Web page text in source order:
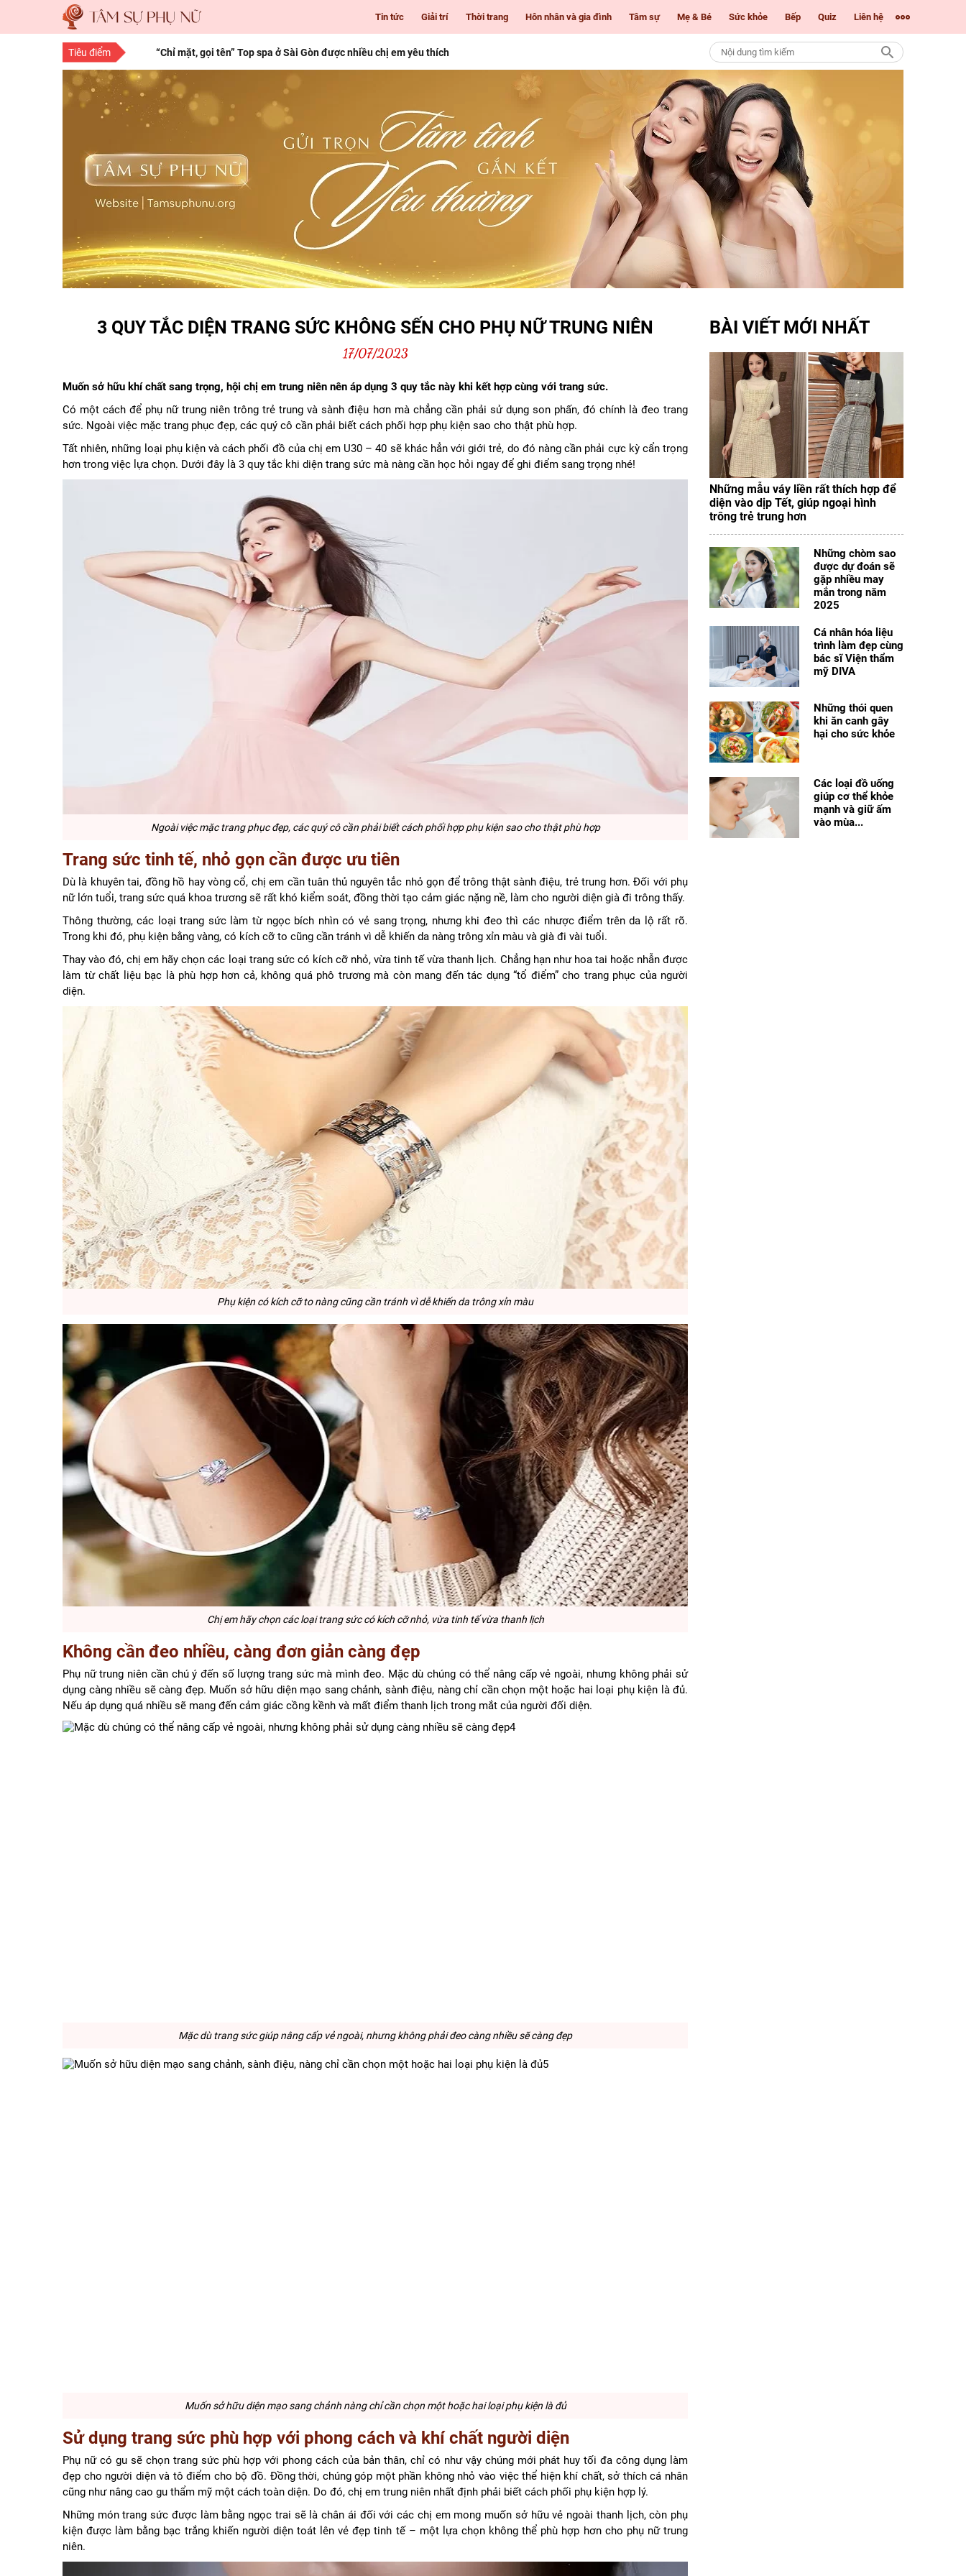
Tin tức Giải trí Thời trang Hôn nhân và gia đình Tâm sự Mẹ & Bé Sức khỏe Bếp Quiz Liên hệ
Tiêu điểm
“Chỉ mặt, gọi tên” Top spa ở Sài Gòn được nhiều chị em yêu thích
10 bí quyết làm đẹp cho nàng mọi độ tuổi
15 bí quyết làm đẹp da mặt từ thiên nhiên giúp nàng luôn tươi trẻ
3 QUY TẮC DIỆN TRANG SỨC KHÔNG SẾN CHO PHỤ NỮ TRUNG NIÊN
17/07/2023
Muốn sở hữu khí chất sang trọng, hội chị em trung niên nên áp dụng 3 quy tắc này khi kết hợp cùng với trang sức.
Có một cách để phụ nữ trung niên trông trẻ trung và sành điệu hơn mà chẳng cần phải sử dụng son phấn, đó chính là đeo trang
sức. Ngoài việc mặc trang phục đẹp, các quý cô cần phải biết cách phối hợp phụ kiện sao cho thật phù hợp.
Tất nhiên, những loại phụ kiện và cách phối đồ của chị em U30 – 40 sẽ khác hẳn với giới trẻ, do đó nàng cần phải cực kỳ cẩn trọng
hơn trong việc lựa chọn. Dưới đây là 3 quy tắc khi diện trang sức mà nàng cần học hỏi ngay để ghi điểm sang trọng nhé!
Ngoài việc mặc trang phục đẹp, các quý cô cần phải biết cách phối hợp phụ kiện sao cho thật phù hợp
Trang sức tinh tế, nhỏ gọn cần được ưu tiên
Dù là khuyên tai, đồng hồ hay vòng cổ, chị em cần tuân thủ nguyên tắc nhỏ gọn để trông thật sành điệu, trẻ trung hơn. Đối với phụ
nữ lớn tuổi, trang sức quá khoa trương sẽ rất khó kiểm soát, đồng thời tạo cảm giác nặng nề, làm cho người diện già đi trông thấy.
Thông thường, các loại trang sức làm từ ngọc bích nhìn có vẻ sang trọng, nhưng khi đeo thì các nhược điểm trên da lộ rất rõ.
Trong khi đó, phụ kiện bằng vàng, có kích cỡ to cũng cần tránh vì dễ khiến da nàng trông xỉn màu và già đi vài tuổi.
Thay vào đó, chị em hãy chọn các loại trang sức có kích cỡ nhỏ, vừa tinh tế vừa thanh lịch. Chẳng hạn như hoa tai hoặc nhẫn được
làm từ chất liệu bạc là phù hợp hơn cả, không quá phô trương mà còn mang đến tác dụng “tổ điểm” cho trang phục của người
diện.
Phụ kiện có kích cỡ to nàng cũng cần tránh vì dễ khiến da trông xỉn màu
Chị em hãy chọn các loại trang sức có kích cỡ nhỏ, vừa tinh tế vừa thanh lịch
Không cần đeo nhiều, càng đơn giản càng đẹp
Phụ nữ trung niên cần chú ý đến số lượng trang sức mà mình đeo. Mặc dù chúng có thể nâng cấp vẻ ngoài, nhưng không phải sử
dụng càng nhiều sẽ càng đẹp. Muốn sở hữu diện mạo sang chảnh, sành điệu, nàng chỉ cần chọn một hoặc hai loại phụ kiện là đủ.
Nếu áp dụng quá nhiều sẽ mang đến cảm giác cồng kềnh và mất điểm thanh lịch trong mắt của người đối diện.
Mặc dù trang sức giúp nâng cấp vẻ ngoài, nhưng không phải đeo càng nhiều sẽ càng đẹp
Muốn sở hữu diện mạo sang chảnh nàng chỉ cần chọn một hoặc hai loại phụ kiện là đủ
Sử dụng trang sức phù hợp với phong cách và khí chất người diện
Phụ nữ có gu sẽ chọn trang sức phù hợp với phong cách của bản thân, chỉ có như vậy chúng mới phát huy tối đa công dụng làm
đẹp cho người diện và tô điểm cho bộ đồ. Đồng thời, chúng góp một phần không nhỏ vào việc thể hiện khí chất, sở thích cá nhân
cũng như nâng cao gu thẩm mỹ một cách toàn diện. Do đó, chị em trung niên nhất định phải biết cách phối phụ kiện hợp lý.
Những món trang sức được làm bằng ngọc trai sẽ là chân ái đối với các chị em mong muốn sở hữu vẻ ngoài thanh lịch, còn phụ
kiện được làm bằng bạc trắng khiến người diện toát lên vẻ đẹp tinh tế – một lựa chọn không thể phù hợp hơn cho phụ nữ trung
niên.
BÀI VIẾT MỚI NHẤT
Những mẫu váy liền rất thích hợp để
diện vào dịp Tết, giúp ngoại hình
trông trẻ trung hơn
Những chòm sao
được dự đoán sẽ
gặp nhiều may
mắn trong năm
2025
Cá nhân hóa liệu
trình làm đẹp cùng
bác sĩ Viện thẩm
mỹ DIVA
Những thói quen
khi ăn canh gây
hại cho sức khỏe
Các loại đồ uống
giúp cơ thể khỏe
mạnh và giữ ấm
vào mùa...